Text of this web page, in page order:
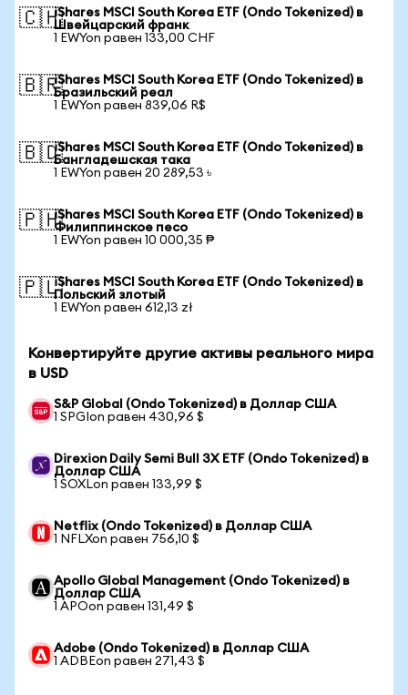
🇨🇭iShares MSCI South Korea ETF (Ondo Tokenized) в
Швейцарский франк
1 EWYon равен 133,00 CHF
🇧🇷iShares MSCI South Korea ETF (Ondo Tokenized) в
Бразильский реал
1 EWYon равен 839,06 R$
🇧🇩iShares MSCI South Korea ETF (Ondo Tokenized) в
Бангладешская така
1 EWYon равен 20 289,53 ৳
🇵🇭iShares MSCI South Korea ETF (Ondo Tokenized) в
Филиппинское песо
1 EWYon равен 10 000,35 ₱
🇵🇱iShares MSCI South Korea ETF (Ondo Tokenized) в
Польский злотый
1 EWYon равен 612,13 zł
Конвертируйте другие активы реального мира
в USD
S&P Global (Ondo Tokenized) в Доллар США
1 SPGIon равен 430,96 $
Direxion Daily Semi Bull 3X ETF (Ondo Tokenized) в
Доллар США
1 SOXLon равен 133,99 $
Netflix (Ondo Tokenized) в Доллар США
1 NFLXon равен 756,10 $
Apollo Global Management (Ondo Tokenized) в
Доллар США
1 APOon равен 131,49 $
Adobe (Ondo Tokenized) в Доллар США
1 ADBEon равен 271,43 $